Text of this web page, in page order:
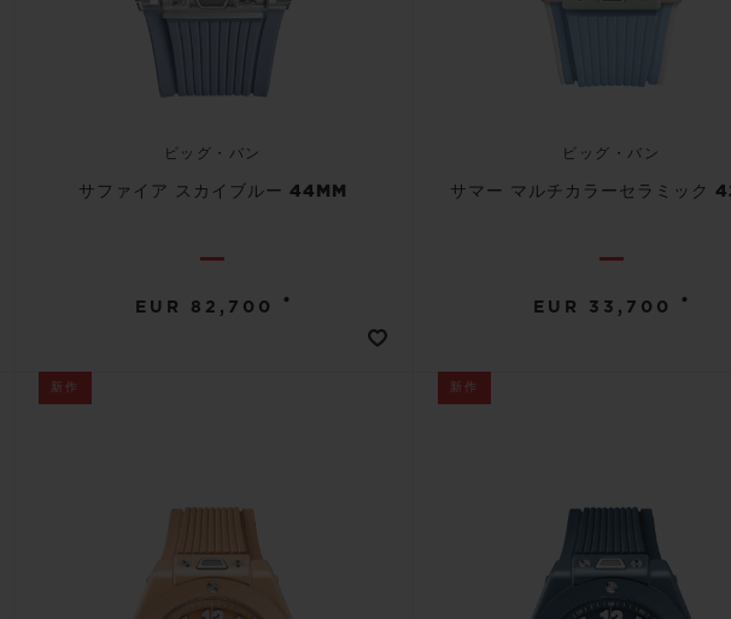
ビッグ・バン
サファイア スカイブルー 44MM
EUR 82,700 •
ビッグ・バン
サマー マルチカラーセラミック
EUR 33,700 •
新作 新作